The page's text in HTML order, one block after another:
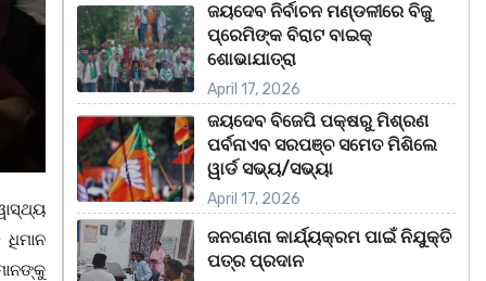
ଜୟଦେବ ନିର୍ବାଚନ ମଣ୍ଡଳୀରେ ବିଜୁ
ପ୍ରେମିଙ୍କ ବିରାଟ ବାଇକ୍
ଶୋଭାଯାତ୍ରା
April 17, 2026
ଜୟଦେବ ବିଜେପି ପକ୍ଷରୁ ମିଶ୍ରଣ
ପର୍ବନାଏବ ସରପଞ୍ଚ ସମେତ ମିଶିଲେ
ୱାର୍ଡ ସଭ୍ୟ/ସଭ୍ୟା
April 17, 2026
ଜନଗଣନା କାର୍ଯ୍ୟକ୍ରମ ପାଇଁ ନିଯୁକ୍ତି
ପତ୍ର ପ୍ରଦାନ